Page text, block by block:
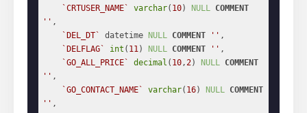
`CRTUSER_NAME`
varchar( 10) NULL COMMENT
'' ,
`DEL_DT`
datetime NULL COMMENT '' ,
`DELFLAG`
int ( 11) NULL COMMENT '' ,
`GO_ALL_PRICE`
decimal ( 10,2) NULL COMMENT
'' ,
`GO_CONTACT_NAME`
varchar( 16) NULL COMMENT
'' ,